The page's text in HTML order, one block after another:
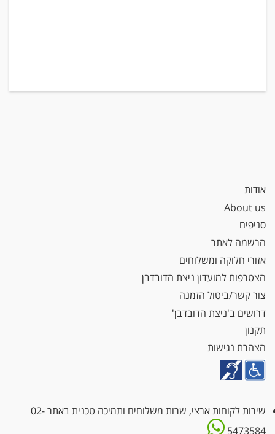
אודות
About us
סניפים
הרשמה לאתר
אזורי חלוקה ומשלוחים
הצטרפות למועדון ניצת הדובדבן
צור קשר/ביטול הזמנה
דרושים ב'ניצת הדובדבן'
תקנון
הצהרת נגישות
שירות לקוחות ארצי, שרות משלוחים ותמיכה טכנית באתר02-
5473584